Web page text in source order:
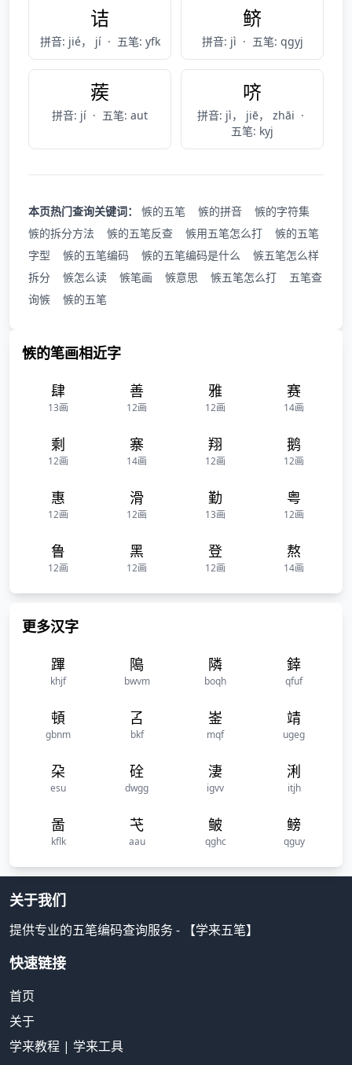
诘
拼音: jié， jí · 五笔: yfk
鲚
拼音: jì · 五笔: qgyj
蒺
拼音: jí · 五笔: aut
哜
拼音: jì， jiē， zhāi ·
五笔: kyj
本页热门查询关键词： 愱的五笔 愱的拼音
愱的字符集
愱的拆分方法
愱的五笔反查 愱用五笔怎么打
愱的五笔
字型
愱的五笔编码 愱的五笔编码是什么
愱五笔怎么样
拆分
愱怎么读 愱笔画 愱意思 愱五笔怎么打
五笔查
询愱
愱的五笔
愱的笔画相近字
肆
13画
善
12画
雅
12画
赛
14画
剩
12画
寨
14画
翔
12画
鹅
12画
惠
12画
滑
12画
勤
13画
粤
12画
鲁
12画
黑
12画
登
12画
熬
14画
更多汉字
蹕
khjf
﨩
bwvm
隣
boqh
﨨
qfuf
頓
gbnm
叾
bkf
崟
mqf
靖
ugeg
朶
esu
硂
dwgg
淒
igvv
浰
itjh
啚
kflk
芅
aau
鲏
qghc
鳑
qguy
关于我们
提供专业的五笔编码查询服务 - 【学来五笔】
快速链接
首页
关于
学来教程 | 学来工具